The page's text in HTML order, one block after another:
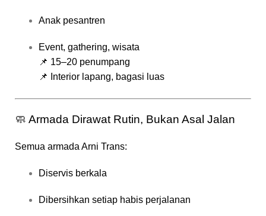
Anak pesantren
Event, gathering, wisata
📌 15–20 penumpang
📌 Interior lapang, bagasi luas
🧼 Armada Dirawat Rutin, Bukan Asal Jalan
Semua armada Arni Trans:
Diservis berkala
Dibersihkan setiap habis perjalanan